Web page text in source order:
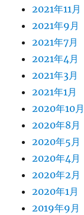
2021年11月
2021年9月
2021年7月
2021年4月
2021年3月
2021年1月
2020年10月
2020年8月
2020年5月
2020年4月
2020年2月
2020年1月
2019年9月